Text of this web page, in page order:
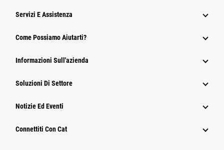
Servizi E Assistenza
Come Possiamo Aiutarti?
Informazioni Sull'azienda
Soluzioni Di Settore
Notizie Ed Eventi
Connettiti Con Cat